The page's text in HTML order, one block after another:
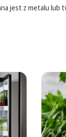
jest z metalu